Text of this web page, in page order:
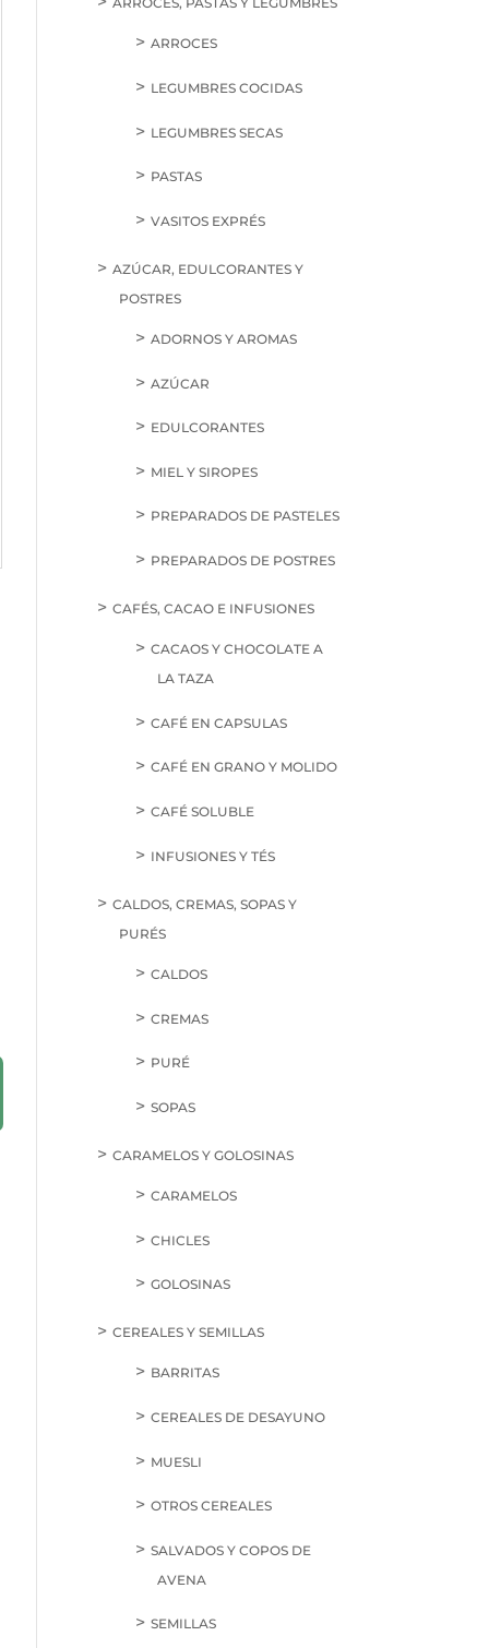
ARROCES
LEGUMBRES COCIDAS
LEGUMBRES SECAS
PASTAS
VASITOS EXPRÉS
AZÚCAR, EDULCORANTES Y
POSTRES
ADORNOS Y AROMAS
AZÚCAR
EDULCORANTES
MIEL Y SIROPES
PREPARADOS DE PASTELES
PREPARADOS DE POSTRES
CAFÉS, CACAO E INFUSIONES
CACAOS Y CHOCOLATE A
LA TAZA
CAFÉ EN CAPSULAS
CAFÉ EN GRANO Y MOLIDO
CAFÉ SOLUBLE
INFUSIONES Y TÉS
CALDOS, CREMAS, SOPAS Y
PURÉS
CALDOS
CREMAS
PURÉ
SOPAS
CARAMELOS Y GOLOSINAS
CARAMELOS
CHICLES
GOLOSINAS
CEREALES Y SEMILLAS
BARRITAS
CEREALES DE DESAYUNO
MUESLI
OTROS CEREALES
SALVADOS Y COPOS DE
AVENA
SEMILLAS